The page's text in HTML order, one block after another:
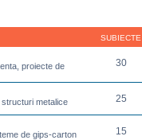
SUBIECTE
proiecte de
30
metalice 25
de gips-carton 15